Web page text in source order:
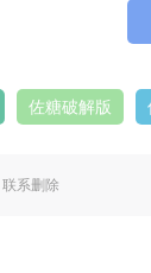
佐糖破解版
系删除